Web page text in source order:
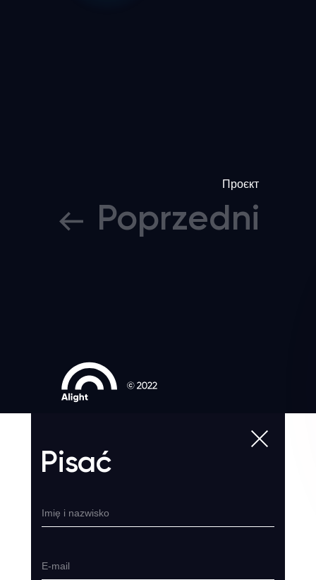
Проєкт
Poprzedni
Pisać
Imię i nazwisko
E-mail